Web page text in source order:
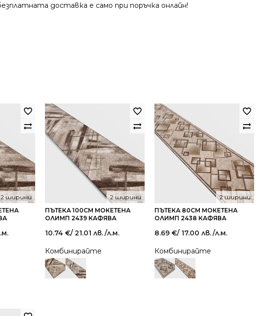
доставка е само при поръчка онлайн!
2 ширини
ПЪТЕКА 100СМ МОКЕТЕНА
ОЛИМП 2439 КАФЯВА
2 ширини
10.74 €/ 21.01 лв./л.м.
Комбинирайте
ПЪТЕКА 80СМ МОКЕТЕНА
ОЛИМП 2438 КАФЯВА
2 ширини
8.69 €/ 17.00 лв./л.м.
Комбинирайте